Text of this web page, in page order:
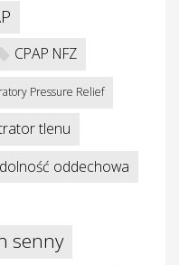
CPAP NFZ
Pressure Relief
tlenu
oddechowa
senny